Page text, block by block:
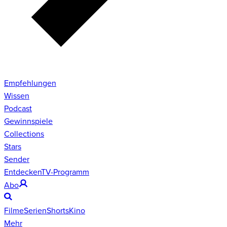
Empfehlungen
Wissen
Podcast
Gewinnspiele
Collections
Stars
Sender
EntdeckenTV-Programm
Abo
FilmeSerienShortsKino
Mehr